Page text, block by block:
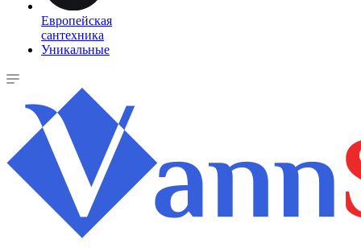
Европейская
сантехника
Уникальные